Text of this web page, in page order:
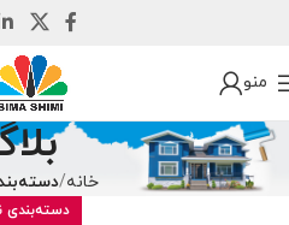
منو
خانه
دسته‌بندی